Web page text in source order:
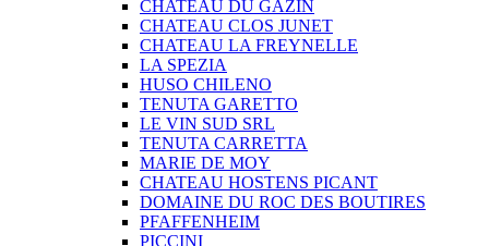
CHATEAU DU GAZIN
CHATEAU CLOS JUNET
CHATEAU LA FREYNELLE
LA SPEZIA
HUSO CHILENO
TENUTA GARETTO
LE VIN SUD SRL
TENUTA CARRETTA
MARIE DE MOY
CHATEAU HOSTENS PICANT
DOMAINE DU ROC DES BOUTIRES
PFAFFENHEIM
PICCINI